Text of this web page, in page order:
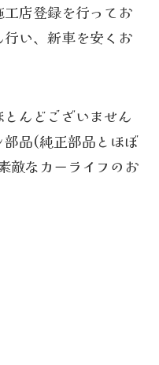
店登録を行ってお
い、新車を安くお
んどございません
品(純正部品とほぼ
敵なカーライフのお